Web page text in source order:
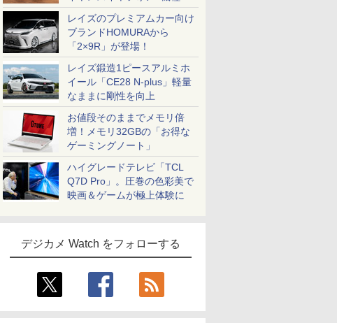
一気に聴く
レイズのプレミアムカー向け
ブランドHOMURAから
「2×9R」が登場！
レイズ鍛造1ピースアルミホ
イール「CE28 N-plus」軽量
なままに剛性を向上
お値段そのままでメモリ倍
増！メモリ32GBの「お得な
ゲーミングノート」
ハイグレードテレビ「TCL
Q7D Pro」。圧巻の色彩美で
映画＆ゲームが極上体験に
デジカメ Watch をフォローする